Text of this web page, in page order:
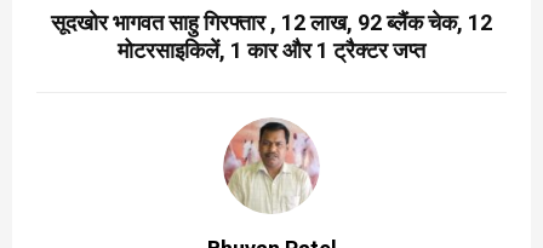
सूदखोर भागवत साहु गिरफ्तार , ₹12 लाख, 92 ब्लैंक चेक, 12
मोटरसाइकिलें, 1 कार और 1 ट्रैक्टर जप्त